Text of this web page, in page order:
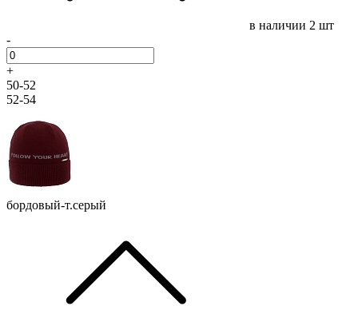
в наличии 2 шт
-
+
50-52
52-54
бордовый-т.серый